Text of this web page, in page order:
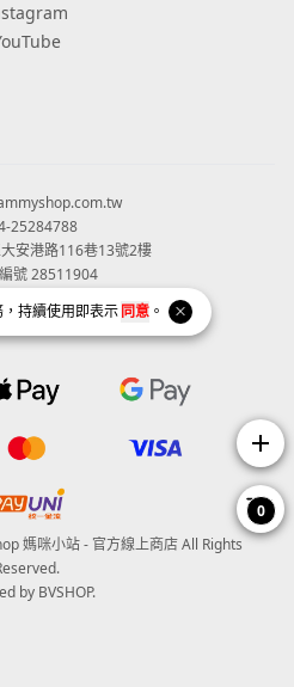
，持續使用即表示同意 。
25284788
安港路116巷13號2樓
號 28511904
page
Instagram page
Line pageYoutube page
媽咪小站 - 官方線上商店 All Rights
by BVSHOP.
add
0